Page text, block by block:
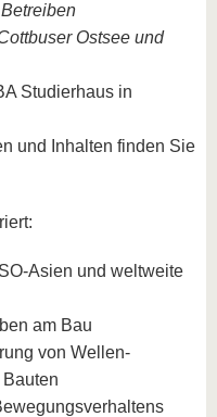
Ostsee und
Studierhaus in
und Inhalten finden Sie
Asien und weltweite
am Bau
von Wellen-